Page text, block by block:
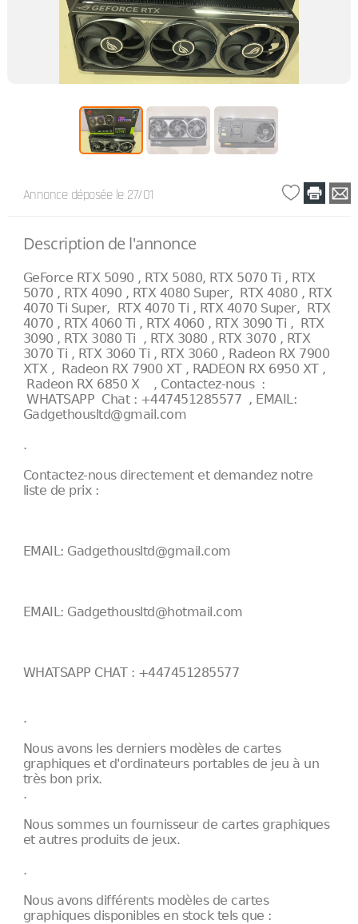
Annonce déposée le 27/01
Description de l'annonce
GeForce RTX 5090 , RTX 5080, RTX 5070 Ti , RTX
5070 , RTX 4090 , RTX 4080 Super, RTX 4080 , RTX
4070 Ti Super, RTX 4070 Ti , RTX 4070 Super, RTX
4070 , RTX 4060 Ti , RTX 4060 , RTX 3090 Ti , RTX
3090 , RTX 3080 Ti , RTX 3080 , RTX 3070 , RTX
3070 Ti , RTX 3060 Ti , RTX 3060 , Radeon RX 7900
XTX , Radeon RX 7900 XT , RADEON RX 6950 XT ,
Radeon RX 6850 X , Contactez-nous :
WHATSAPP Chat : +447451285577 , EMAIL:
Gadgethousltd@gmail.com
.
Contactez-nous directement et demandez notre
liste de prix :
EMAIL: Gadgethousltd@gmail.com
EMAIL: Gadgethousltd@hotmail.com
WHATSAPP CHAT : +447451285577
.
Nous avons les derniers modèles de cartes
graphiques et d'ordinateurs portables de jeu à un
très bon prix.
.
Nous sommes un fournisseur de cartes graphiques
et autres produits de jeux.
.
Nous avons différents modèles de cartes
graphiques disponibles en stock tels que :